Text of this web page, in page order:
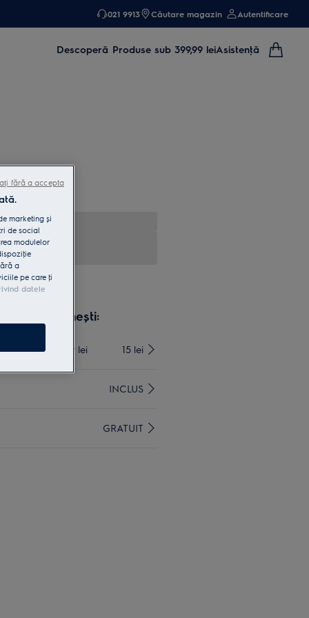
021 9913 Căutare magazin Autentificare
Descoperă Produse sub 399,99 leiAsistenţă
și primești:
mari de 4999 lei 15 lei
INCLUS
GRATUIT
marketing și
de social
modulelor
a
pe care ţi
datele
fără a accepta